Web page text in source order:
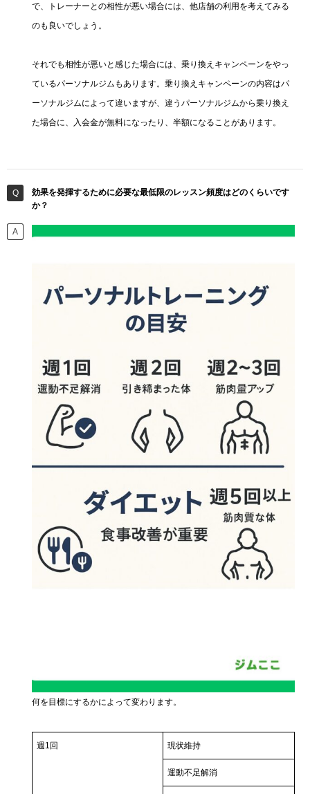
で、トレーナーとの相性が悪い場合には、他店舗の利用を考えてみる
のも良いでしょう。
それでも相性が悪いと感じた場合には、乗り換えキャンペーンをやっ
ているパーソナルジムもあります。乗り換えキャンペーンの内容はパ
ーソナルジムによって違いますが、違うパーソナルジムから乗り換え
た場合に、入会金が無料になったり、半額になることがあります。
効果を発揮するために必要な最低限のレッスン頻度はどのくらいです
か？
何を目標にするかによって変わります。
週1回 現状維持
運動不足解消